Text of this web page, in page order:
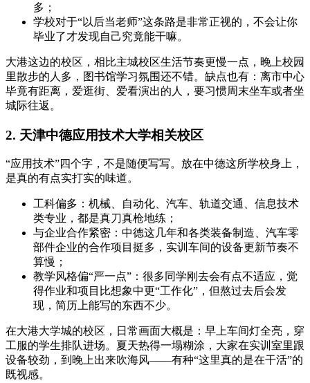
多；
学校对于“以后当老师”这条路是非常正视的，不会让你
毕业了才发现自己究竟能干嘛。
大港这边的校区，相比主城校区生活节奏更慢一点，晚上校园
里散步的人多，图书馆学习氛围还不错。缺点也有：离市中心
毕竟有距离，爱逛街、爱看演出的人，要习惯周末坐车或者坐
城际往返。
2. 天津中德应用技术大学相关校区
“应用技术”四个字，不是随便写写。放在中德这所学校身上，
是真的有点实打实的味道。
工科偏多：机械、自动化、汽车、轨道交通、信息技术
类专业，都是真刀真枪地练；
与企业合作紧密：中德这几年和各类装备制造、汽车零
部件企业的合作项目挺多，实训车间的设备更新节奏不
算慢；
教学风格偏“严一点”：很多同学刚去会有点不适应，觉
得作业和项目比想象中更“工作化”，但熬过去后会发
现，简历上能写的东西不少。
在大港大学城的校区，日常画面大概是：早上车间灯全亮，穿
工服的学生排队进场。夏天热得一塌糊涂，大家在实训室里跟
设备较劲，到晚上出来吹海风——有种“这里真的是在干活”的
既视感。